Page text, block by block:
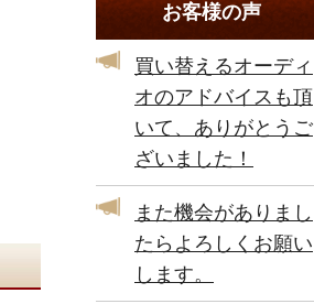
お客様の声
買い替えるオーディ
オのアドバイスも頂
いて、ありがとうご
ざいました！
また機会がありまし
たらよろしくお願い
します。